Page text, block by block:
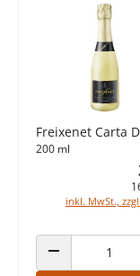
Freixenet Carta
200 ml
inkl. MwSt.,
ANZAHL